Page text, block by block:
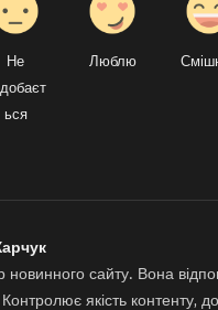
Не
ься
Люблю
новинного сайту. Вона
якість контенту,